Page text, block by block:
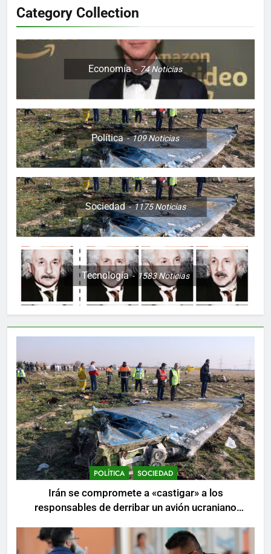
Category Collection
Economía 74Noticias
Política 109Noticias
Sociedad 1175Noticias
Tecnología 1583Noticias
POLÍTICA SOCIEDAD
Irán se compromete a «castigar» a los
responsables de derribar un avión ucraniano